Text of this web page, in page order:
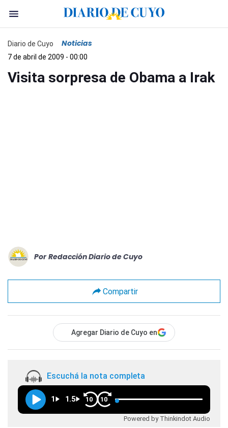
Diario de Cuyo Noticias
7 de abril de 2009 - 00:00
Visita sorpresa de Obama a Irak
Por Redacción Diario de Cuyo
Compartir
Agregar Diario de Cuyo en
Escuchá la nota completa
1 1.5 10 10
Powered by Thinkindot Audio